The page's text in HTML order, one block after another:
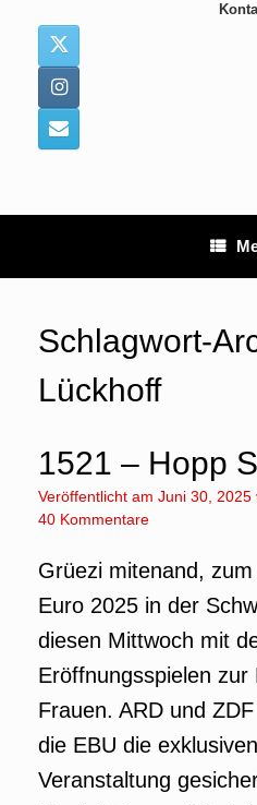
Schlagwort-
Lückhoff
1521 – Hopp
Veröffentlicht am Juni 30, 2025
40 Kommentare
Grüezi mitenand,
Euro 2025 in der
diesen Mittwoch mit
Eröffnungsspielen
Frauen. ARD und
die EBU die
Veranstaltung